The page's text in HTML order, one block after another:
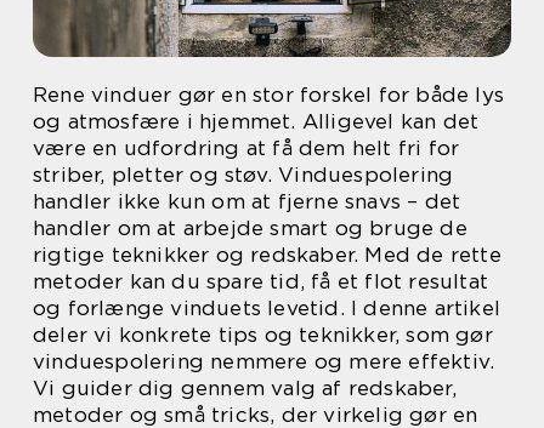
Rene vinduer gør en stor forskel for både lys
og atmosfære i hjemmet. Alligevel kan det
være en udfordring at få dem helt fri for
striber, pletter og støv. Vinduespolering
handler ikke kun om at fjerne snavs – det
handler om at arbejde smart og bruge de
rigtige teknikker og redskaber. Med de rette
metoder kan du spare tid, få et flot resultat
og forlænge vinduets levetid. I denne artikel
deler vi konkrete tips og teknikker, som gør
vinduespolering nemmere og mere effektiv.
Vi guider dig gennem valg af redskaber,
metoder og små tricks, der virkelig gør en